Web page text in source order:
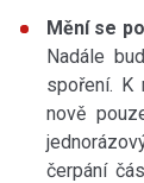
Mění se
Nadále
spoření. K
nově
čerpání